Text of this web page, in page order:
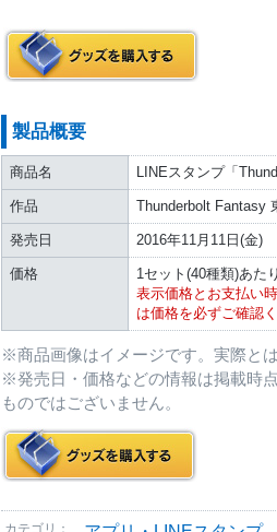
製品概要
商品名 LINEスタンプ「
作品 Thunderbolt Fantasy
発売日 2016年11月11日(金)
価格
1セット(40種類)あた
表示価格とお支払い
は価格を必ずご確認
※商品画像はイメージです。実際と
※発売日・価格などの情報は掲載時
ものではございません。
カテゴリ：